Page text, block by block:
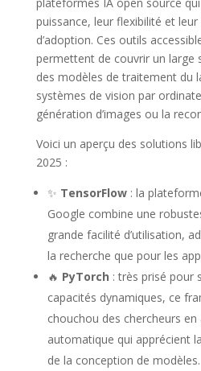
puissance, leur flexibilité et
d’adoption. Ces outils
permettent de couvrir un large
des modèles de traitement du
systèmes de vision par
génération d’images ou la
Voici un aperçu des solutions
2025 :
✨ TensorFlow: la
Google combine une
grande facilité d’utilisation,
la recherche que pour les
🔥 PyTorch : très prisé pour
capacités dynamiques, ce
chouchou des chercheurs en
automatique qui apprécient
de la conception de modèles.